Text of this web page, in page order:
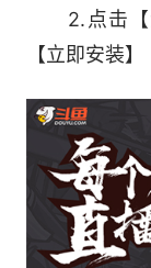
直播类型
2.点击【
【立即安装】